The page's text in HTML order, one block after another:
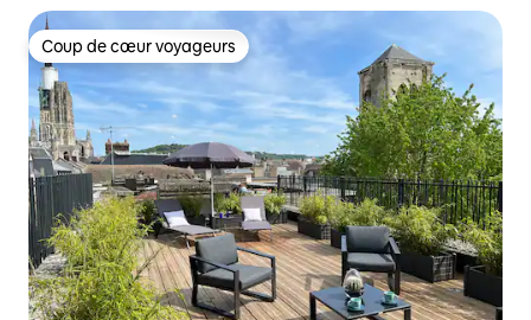
Coup de cœur voyageurs
Coup de cœur voyageurs